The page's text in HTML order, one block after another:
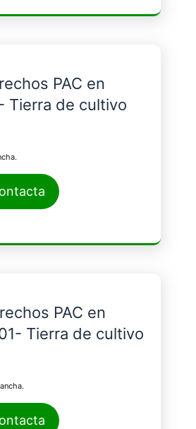
PAC en
Tierra de cultivo
PAC en
Tierra de cultivo